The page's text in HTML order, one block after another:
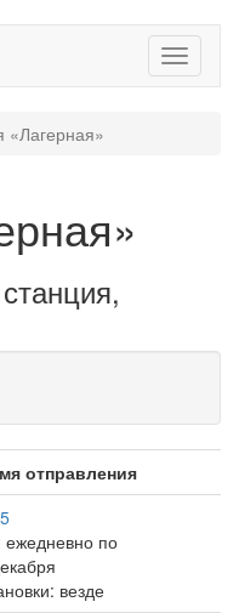
«Лагерная»
отправления
ежедневно по
везде